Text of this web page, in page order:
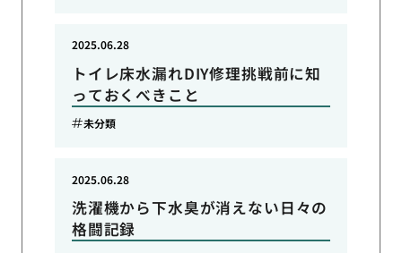
トイレ床水漏れDIY修理挑戦前に知
っておくべきこと
2025.06.28
未分類
洗濯機から下水臭が消えない日々の
格闘記録
2025.06.28